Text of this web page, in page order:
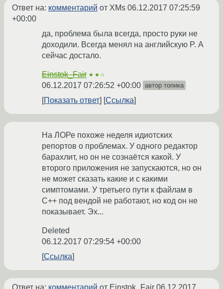
Ответ на: комментарий от XMs 06.12.2017 07:25:59
+00:00
да, проблема была всегда, просто руки не
доходили. Всегда менял на английскую P. А
сейчас достало.
Einstok_Fair ★★☆
06.12.2017 07:26:52 +00:00 автор топика
Показать ответ Ссылка
На ЛОРе похоже неделя идиотских
репортов о проблемах. У одного редактор
барахлит, но он не сознаётся какой. У
второго приложения не запускаются, но он
не может сказать какие и с какими
симптомами. У третьего пути к файлам в
C++ под вендой не работают, но код он не
показывает. Эх...
Deleted
06.12.2017 07:29:54 +00:00
Ссылка